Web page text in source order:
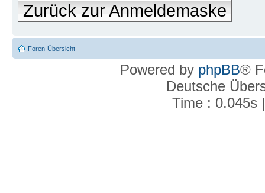
Zurück zur Anmeldemaske
Foren-Übersicht
Powered by phpBB®
Deutsche
Time : 0.045s